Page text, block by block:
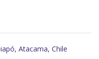
Atacama, Chile